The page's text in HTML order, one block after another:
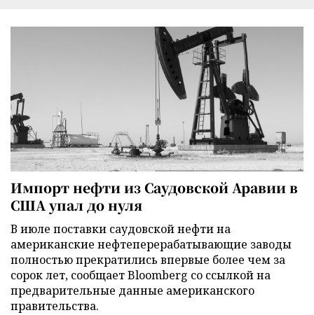
Импорт нефти из Саудовской Аравии в
США упал до нуля
В июле поставки саудовской нефти на
американские нефтеперерабатывающие заводы
полностью прекратились впервые более чем за
сорок лет, сообщает Bloomberg со ссылкой на
предварительные данные американского
правительства.